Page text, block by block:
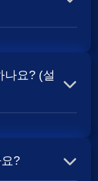
결합하여 가입
지급되는 경향
요? (설
및 프로모션
?